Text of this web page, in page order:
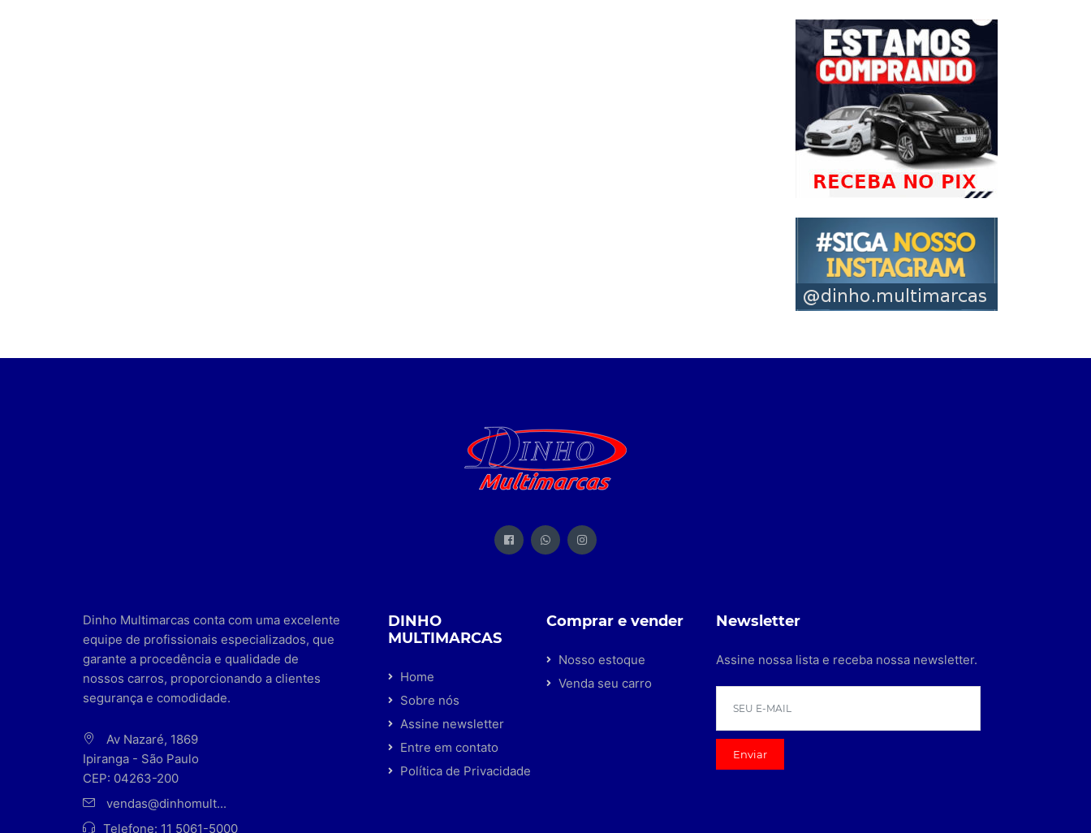
Dinho Multimarcas conta com uma excelente
equipe de profissionais especializados, que
garante a procedência e qualidade de
nossos carros, proporcionando a clientes
segurança e comodidade.
Av Nazaré, 1869
Ipiranga - São Paulo
CEP: 04263-200
vendas@dinhomult...
Telefone: 11 5061-5000
DINHO
MULTIMARCAS
Home
Sobre nós
Assine newsletter
Entre em contato
Política de Privacidade
Comprar e vender
Nosso estoque
Venda seu carro
Newsletter
Assine nossa lista e receba nossa newsletter.
Enviar